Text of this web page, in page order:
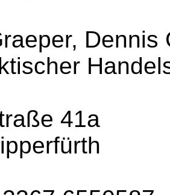
Dennis
41a